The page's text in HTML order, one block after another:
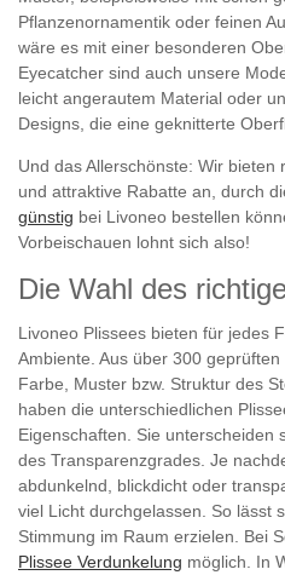
Pflanzenornamentik oder feinen
wäre es mit einer besonderen
Eyecatcher sind auch unsere
leicht angerautem Material oder
Designs, die eine geknitterte
Und das Allerschönste: Wir
und attraktive Rabatte an, durch
günstig bei Livoneo bestellen
Vorbeischauen lohnt sich also!
Die Wahl des
Livoneo Plissees bieten für jedes
Ambiente. Aus über 300
Farbe, Muster bzw. Struktur des
haben die unterschiedlichen
Eigenschaften. Sie unterscheiden
des Transparenzgrades. Je
abdunkelnd, blickdicht oder
viel Licht durchgelassen. So lässt
Stimmung im Raum erzielen. Bei
Plissee Verdunkelung möglich. In